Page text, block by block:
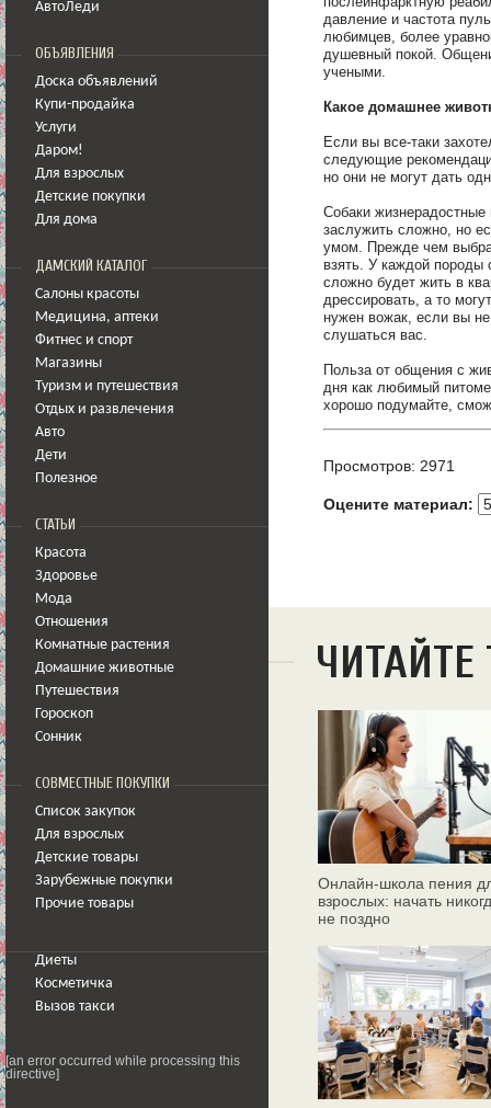
АвтоЛеди
ОБЪЯВЛЕНИЯ
Доска объявлений
Купи-продайка
Услуги
Даром!
Для взрослых
Детские покупки
Для дома
ДАМСКИЙ КАТАЛОГ
Салоны красоты
Медицина, аптеки
Фитнес и спорт
Магазины
Туризм и путешествия
Отдых и развлечения
Авто
Дети
Полезное
СТАТЬИ
Красота
Здоровье
Мода
Отношения
Комнатные растения
Домашние животные
Путешествия
Гороскоп
Сонник
СОВМЕСТНЫЕ ПОКУПКИ
Список закупок
Для взрослых
Детские товары
Зарубежные покупки
Прочие товары
Диеты
Косметичка
Вызов такси
[an error occurred while processing this
directive]
давление и частота
любимцев, более
душевный покой.
учеными.
Какое домашнее
Если вы все-таки
следующие
но они не могут дать
Собаки
заслужить сложно, но
умом. Прежде чем
взять. У каждой породы
сложно будет жить в
дрессировать, а то
нужен вожак, если вы не
слушаться вас.
Польза от общения с
дня как любимый
хорошо подумайте,
Просмотров: 2971
Оцените материал:
Онлайн‑школа пения
взрослых: начать
не поздно